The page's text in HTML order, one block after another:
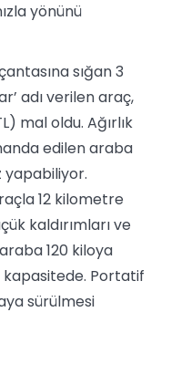
yönünü
sığan 3
adı verilen araç,
mal oldu. Ağırlık
edilen araba
yapabiliyor.
12 kilometre
kaldırımları ve
120 kiloya
kapasitede. Portatif
sürülmesi